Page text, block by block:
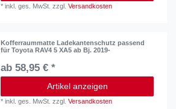
*inkl. ges. MwSt. zzgl.Versandkosten
Kofferraummatte Ladekantenschutz passend
für Toyota RAV4 5 XA5 ab Bj. 2019-
ab 58,95 € *
Artikel anzeigen
*inkl. ges. MwSt. zzgl.Versandkosten